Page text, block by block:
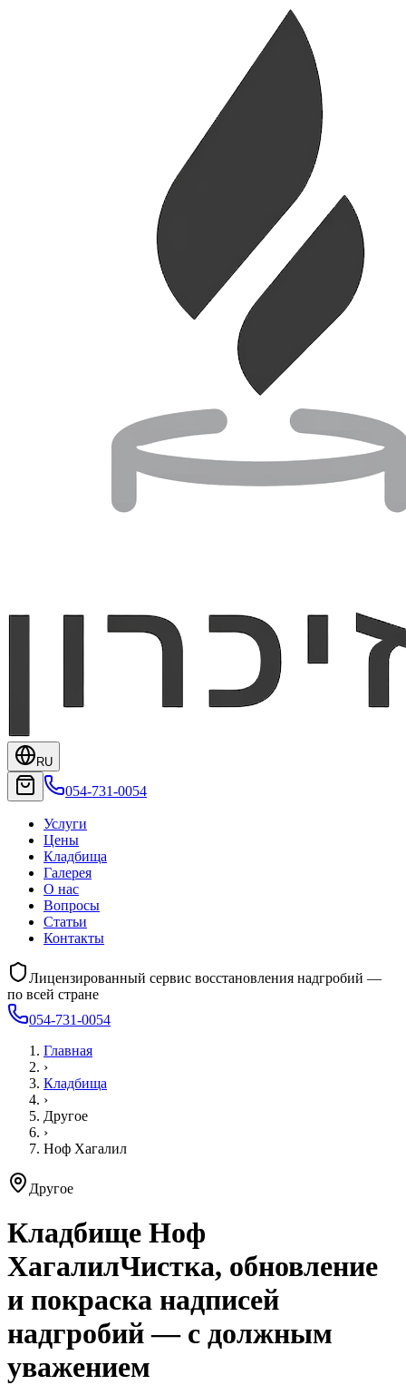
RU
054-731-0054
Услуги
Цены
Кладбища
Галерея
О нас
Вопросы
Статьи
Контакты
Лицензированный сервис восстановления надгробий —
по всей стране
054-731-0054
Главная
›
Кладбища
›
Другое
›
Ноф Хагалил
Другое
Кладбище Ноф
ХагалилЧистка, обновление
и покраска надписей
надгробий — с должным
уважением